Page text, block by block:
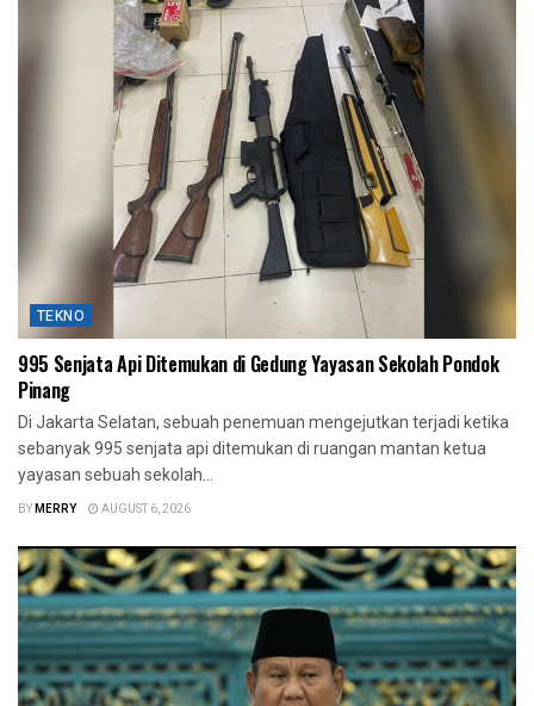
TEKNO
995 Senjata Api Ditemukan di Gedung Yayasan Sekolah Pondok
Pinang
Di Jakarta Selatan, sebuah penemuan mengejutkan terjadi ketika
sebanyak 995 senjata api ditemukan di ruangan mantan ketua
yayasan sebuah sekolah...
BYMERRY AUGUST 6, 2026